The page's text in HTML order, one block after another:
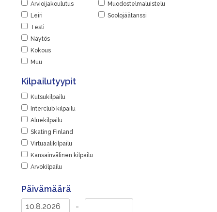
Arvioijakoulutus
Leiri
Testi
Näytös
Kokous
Muu
Muodostelmaluistelu
Soolojäätanssi
Kilpailutyypit
Kutsukilpailu
Interclub kilpailu
Aluekilpailu
Skating Finland
Virtuaalikilpailu
Kansainvälinen kilpailu
Arvokilpailu
Päivämäärä
-